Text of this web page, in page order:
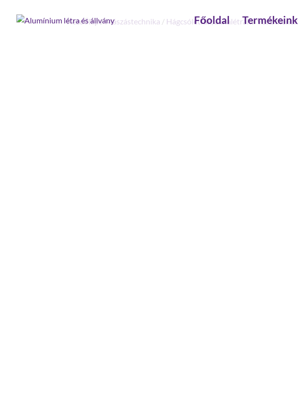
Főoldal Termékeink
Kezdőlap/Mászástechnika / Hágcsólétrák, aknalétrák/Vész/